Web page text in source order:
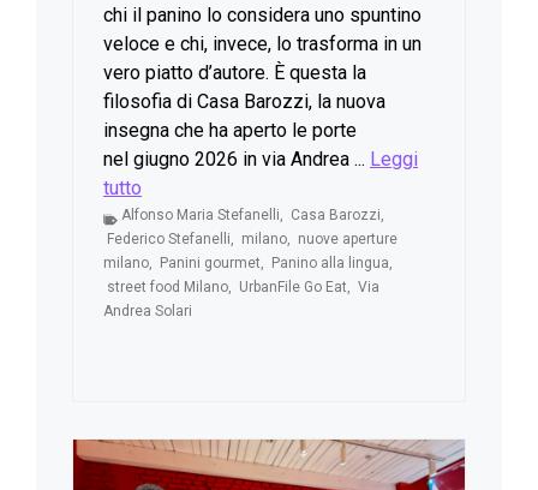
chi il panino lo considera uno spuntino
veloce e chi, invece, lo trasforma in un
vero piatto d’autore. È questa la
filosofia di Casa Barozzi, la nuova
insegna che ha aperto le porte
nel giugno 2026 in via Andrea ... Leggi
tutto
Alfonso Maria Stefanelli, Casa Barozzi,
Federico Stefanelli, milano, nuove aperture
milano, Panini gourmet, Panino alla lingua,
street food Milano, UrbanFile Go Eat, Via
Andrea Solari